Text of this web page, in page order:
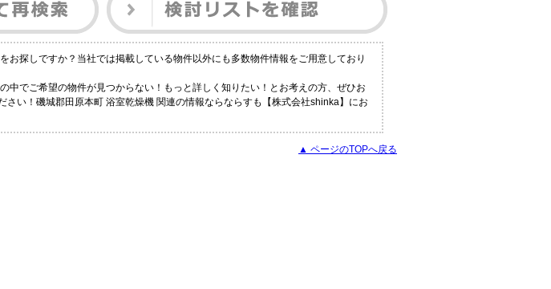
お探しですか？当社では掲載している物件以外にも多数物件情報をご用意しており
中でご希望の物件が見つからない！もっと詳しく知りたい！とお考えの方、ぜひお
さい！磯城郡田原本町 浴室乾燥機 関連の情報ならならすも【株式会社shinka】にお
▲ ページのTOPへ戻る